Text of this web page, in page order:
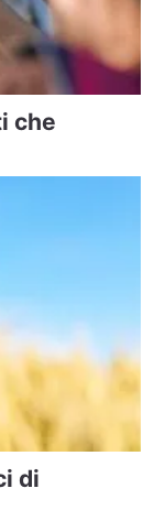
che
di